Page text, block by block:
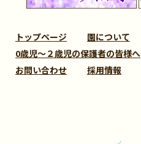
トップページ 園について
0歳児～２歳児の保護者の皆様へ
お問い合わせ
採用情報